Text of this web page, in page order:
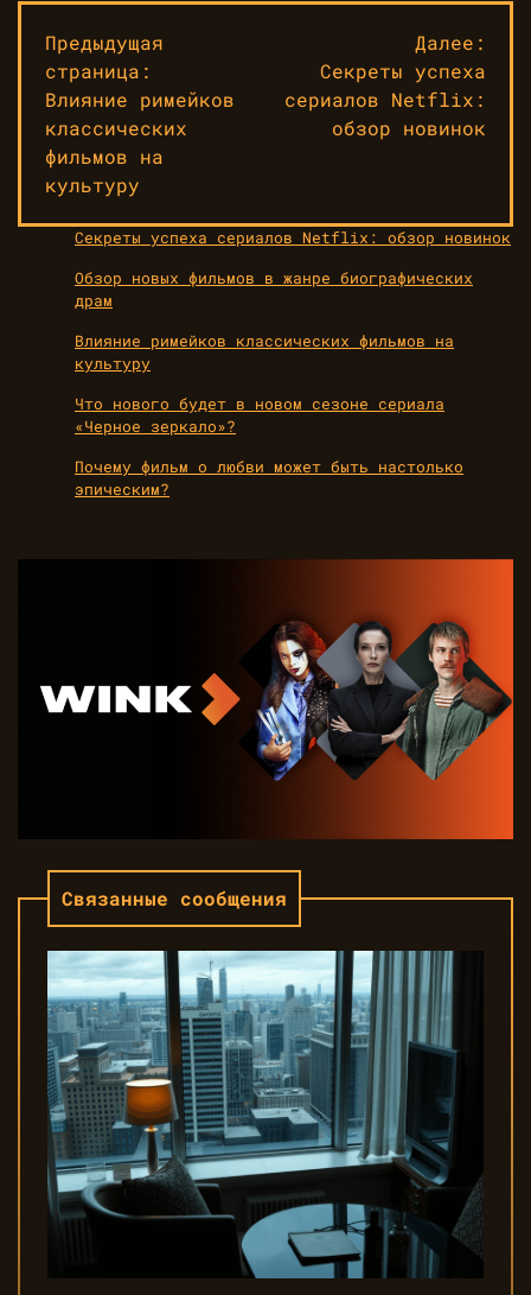
Навигация
по
записям
Предыдущая
страница:
Влияние римейков
классических
фильмов на
культуру
Далее:
Секреты успеха
сериалов Netflix:
обзор новинок
Секреты успеха сериалов Netflix: обзор новинок
Обзор новых фильмов в жанре биографических
драм
Влияние римейков классических фильмов на
культуру
Что нового будет в новом сезоне сериала
«Черное зеркало»?
Почему фильм о любви может быть настолько
эпическим?
Связанные сообщения